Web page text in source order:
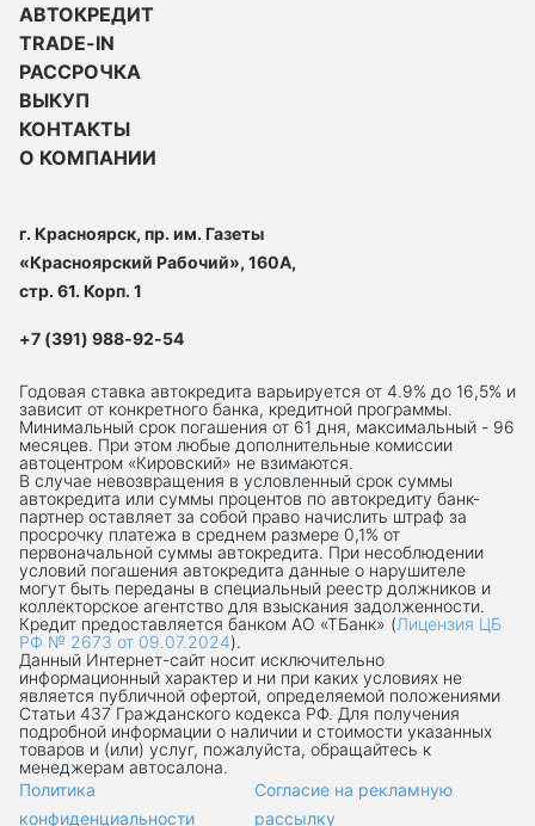
АВТОКРЕДИТ
TRADE-IN
РАССРОЧКА
ВЫКУП
КОНТАКТЫ
О КОМПАНИИ
г. Красноярск, пр. им. Газеты
«Красноярский Рабочий», 160А,
стр. 61. Корп. 1
+7 (391) 988-92-54
Годовая ставка автокредита варьируется от 4.9% до 16,5% и
зависит от конкретного банка, кредитной программы.
Минимальный срок погашения от 61 дня, максимальный - 96
месяцев. При этом любые дополнительные комиссии
автоцентром «Кировский» не взимаются.
В случае невозвращения в условленный срок суммы
автокредита или суммы процентов по автокредиту банк-
партнер оставляет за собой право начислить штраф за
просрочку платежа в среднем размере 0,1% от
первоначальной суммы автокредита. При несоблюдении
условий погашения автокредита данные о нарушителе
могут быть переданы в специальный реестр должников и
коллекторское агентство для взыскания задолженности.
Кредит предоставляется банком АО «ТБанк» (Лицензия ЦБ
РФ № 2673 от 09.07.2024).
Данный Интернет-сaйт носит исключительно
информационный характер и ни при каких условиях не
является публичной офертой, определяемой положениями
Статьи 437 Гражданского кодекса РФ. Для получения
подробной информации о наличии и стоимости указанных
товаров и (или) услуг, пожалуйста, обращайтесь к
менеджерам автосалона.
Политика
конфиденциальности
Согласие на рекламную
рассылку